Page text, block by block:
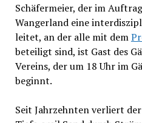
Schäfermeier, der im
Wangerland eine
leitet, an der alle mit dem
beteiligt sind, ist Gast des
Vereins, der um 18 Uhr im
beginnt.
Seit Jahrzehnten verliert